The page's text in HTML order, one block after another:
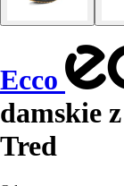
Ecco
damskie
Tred